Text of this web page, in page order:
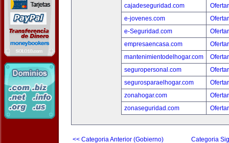
cajadeseguridad.com
e-jovenes.com
e-Seguridad.com
empresaencasa.com
mantenimientodelhogar.com
seguropersonal.com
segurosparaelhogar.com
zonahogar.com
zonaseguridad.com
<< Categoria Anterior (Gobierno) Categoria